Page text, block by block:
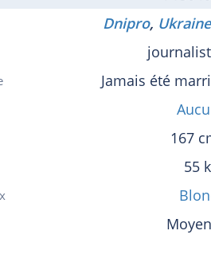
Dnipro, Ukraine
Jamais été
167
55